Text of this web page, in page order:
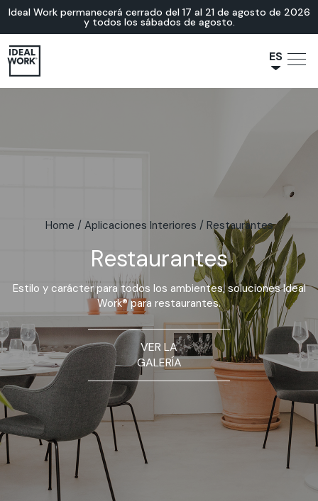
Ideal Work permanecerá cerrado del 17 al 21 de agosto de 2026
y todos los sábados de agosto.
ES
Home / Aplicaciones Interiores / Restaurantes
Restaurantes
Estilo y carácter para todos los ambientes, soluciones Ideal
Work® para restaurantes.
VER LA
GALERÍA